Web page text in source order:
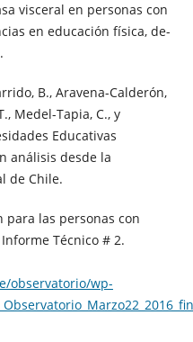
visceral en personas con
en educación física, de-
B., Aravena-Calderón,
Medel-Tapia, C., y
Educativas
análisis desde la
de Chile.
para las personas con
Técnico # 2.
observatorio/wp-